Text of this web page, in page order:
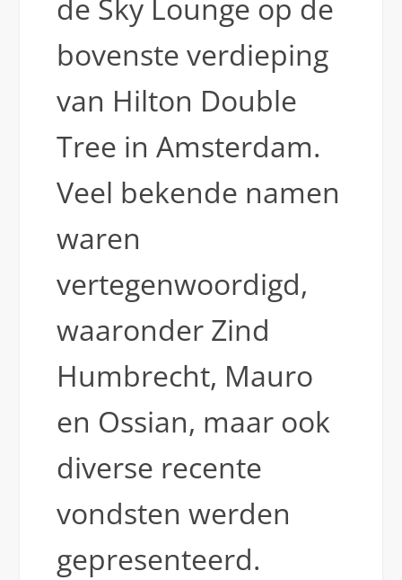
de Sky Lounge op de
bovenste verdieping
van Hilton Double
Tree in Amsterdam.
Veel bekende namen
waren
vertegenwoordigd,
waaronder Zind
Humbrecht, Mauro
en Ossian, maar ook
diverse recente
vondsten werden
gepresenteerd.